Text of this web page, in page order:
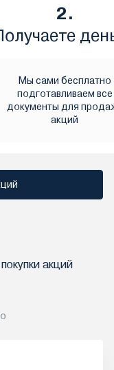
2.
Мы сами бесплатно
подготавливаем все
документы для
акций
акций